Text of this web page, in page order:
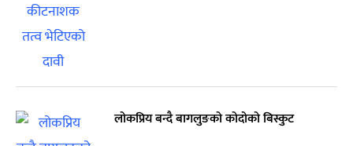
लोकप्रिय बन्दै बागलुङको कोदोको बिस्कुट